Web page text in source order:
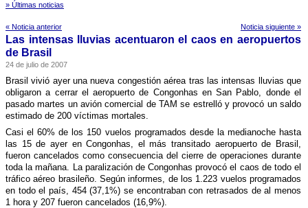
» Últimas noticias
« Noticia anterior Noticia siguiente »
Las intensas lluvias acentuaron el caos en aeropuertos
de Brasil
24 de julio de 2007
Brasil vivió ayer una nueva congestión aérea tras las intensas lluvias que
obligaron a cerrar el aeropuerto de Congonhas en San Pablo, donde el
pasado martes un avión comercial de TAM se estrelló y provocó un saldo
estimado de 200 ví­ctimas mortales.
Casi el 60% de los 150 vuelos programados desde la medianoche hasta
las 15 de ayer en Congonhas, el más transitado aeropuerto de Brasil,
fueron cancelados como consecuencia del cierre de operaciones durante
toda la mañana. La paralización de Congonhas provocó el caos de todo el
tráfico aéreo brasileño. Según informes, de los 1.223 vuelos programados
en todo el paí­s, 454 (37,1%) se encontraban con retrasados de al menos
1 hora y 207 fueron cancelados (16,9%).